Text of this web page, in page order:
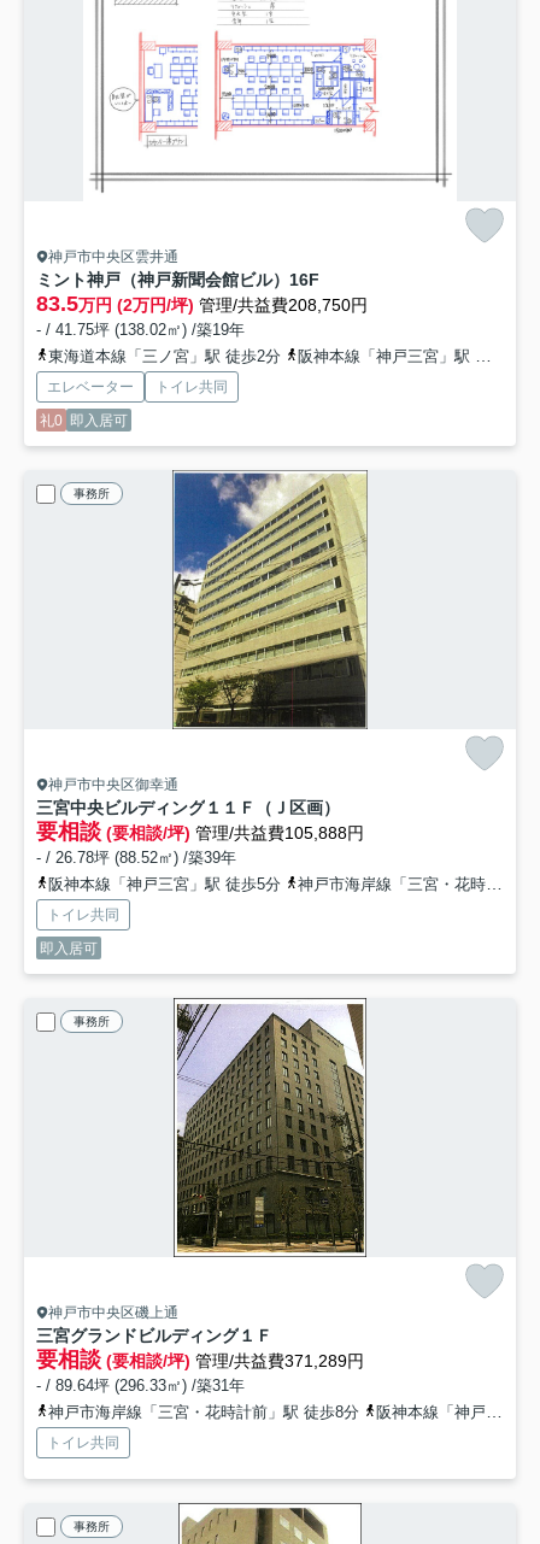
神戸市中央区雲井通
ミント神戸（神戸新聞会館ビル） 16F
83.5万円 (2万円/坪) 管理/共益費208,750円
- / 41.75坪 (138.02㎡) /築19年
東海道本線「三ノ宮」駅 徒歩2分
阪神本線「神戸三宮」駅 徒歩2分
エレベーター
トイレ共同
礼0 即入居可
事務所
神戸市中央区御幸通
三宮中央ビルディング１１Ｆ（Ｊ区画）
要相談 (要相談/坪) 管理/共益費105,888円
- / 26.78坪 (88.52㎡) /築39年
阪神本線「神戸三宮」駅 徒歩5分
神戸市海岸線「三宮・花時計前」駅 徒歩5分
トイレ共同
即入居可
事務所
神戸市中央区磯上通
三宮グランドビルディング１Ｆ
要相談 (要相談/坪) 管理/共益費371,289円
- / 89.64坪 (296.33㎡) /築31年
神戸市海岸線「三宮・花時計前」駅 徒歩8分
阪神本線「神戸三宮」駅 徒歩9分
トイレ共同
事務所